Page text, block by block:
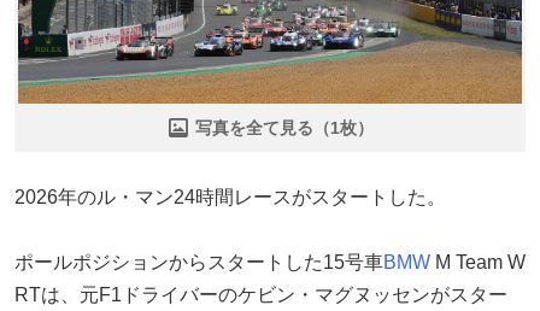
写真を全て見る（1枚）
2026年のル・マン24時間レースがスタートした。
ポールポジションからスタートした15号車BMW M Team W
RTは、元F1ドライバーのケビン・マグヌッセンがスター